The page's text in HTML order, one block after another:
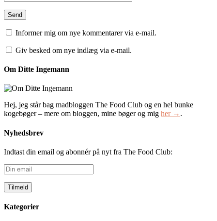
Informer mig om nye kommentarer via e-mail.
Giv besked om nye indlæg via e-mail.
Om Ditte Ingemann
Hej, jeg står bag madbloggen The Food Club og en hel bunke
kogebøger – mere om bloggen, mine bøger og mig her → .
Nyhedsbrev
Indtast din email og abonnér på nyt fra The Food Club:
Din
email
Kategorier